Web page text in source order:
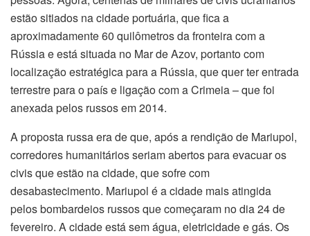
estão sitiados na cidade portuária, que fica a
aproximadamente 60 quilômetros da fronteira com a
Rússia e está situada no Mar de Azov, portanto com
localização estratégica para a Rússia, que quer ter entrada
terrestre para o país e ligação com a Crimeia – que foi
anexada pelos russos em 2014.
A proposta russa era de que, após a rendição de Mariupol,
corredores humanitários seriam abertos para evacuar os
civis que estão na cidade, que sofre com
desabastecimento. Mariupol é a cidade mais atingida
pelos bombardeios russos que começaram no dia 24 de
fevereiro. A cidade está sem água, eletricidade e gás. Os